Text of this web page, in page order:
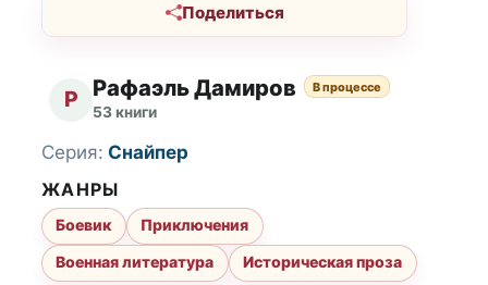
Поделиться
Р Рафаэль Дамиров
53 книги
В процессе
Серия: Снайпер
ЖАНРЫ
Боевик
Приключения
Военная литература
Историческая проза